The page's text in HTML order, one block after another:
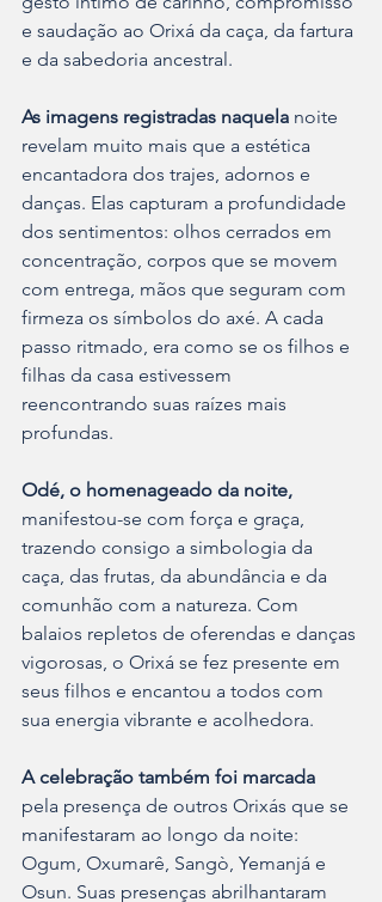
e saudação ao Orixá da caça, da fartura
e da sabedoria ancestral.
As imagens registradas naquela noite
revelam muito mais que a estética
encantadora dos trajes, adornos e
danças. Elas capturam a profundidade
dos sentimentos: olhos cerrados em
concentração, corpos que se movem
com entrega, mãos que seguram com
firmeza os símbolos do axé. A cada
passo ritmado, era como se os filhos e
filhas da casa estivessem
reencontrando suas raízes mais
profundas.
Odé, o homenageado da noite,
manifestou-se com força e graça,
trazendo consigo a simbologia da
caça, das frutas, da abundância e da
comunhão com a natureza. Com
balaios repletos de oferendas e danças
vigorosas, o Orixá se fez presente em
seus filhos e encantou a todos com
sua energia vibrante e acolhedora.
A celebração também foi marcada
pela presença de outros Orixás que se
manifestaram ao longo da noite:
Ogum, Oxumarê, Sangò, Yemanjá e
Osun. Suas presenças abrilhantaram